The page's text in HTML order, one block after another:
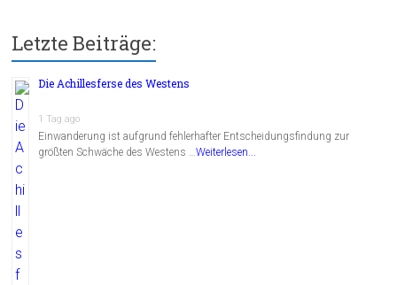
Letzte Beiträge:
Die Achillesferse des Westens
1 Tag ago
Einwanderung ist aufgrund fehlerhafter Entscheidungsfindung zur
größten Schwäche des Westens …Weiterlesen...